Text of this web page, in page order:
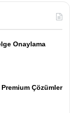
Onaylama
Çözümler